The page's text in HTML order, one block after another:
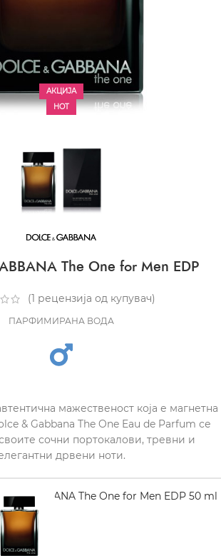
АКЦИЈА
HOT
The One for Men EDP
(1 рецензија од купувач)
ПАРФИМИРАНА ВОДА
мажественост која е магнетна
& Gabbana The One Eau de Parfum се
сочни портокалови, тревни и
дрвени ноти.
GABBANA The One for Men EDP 50 ml